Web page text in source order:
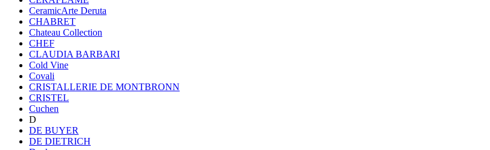
CeramicArte Deruta
CHABRET
Chateau Collection
CHEF
CLAUDIA BARBARI
Cold Vine
Covali
CRISTALLERIE DE MONTBRONN
CRISTEL
Cuchen
D
DE BUYER
DE DIETRICH